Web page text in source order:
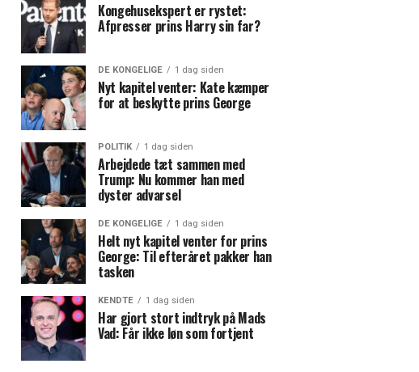
Kongehusekspert er rystet:
Afpresser prins Harry sin far?
DE KONGELIGE 1 dag siden
Nyt kapitel venter: Kate kæmper
for at beskytte prins George
POLITIK 1 dag siden
Arbejdede tæt sammen med
Trump: Nu kommer han med
dyster advarsel
DE KONGELIGE 1 dag siden
Helt nyt kapitel venter for prins
George: Til efteråret pakker han
tasken
KENDTE 1 dag siden
Har gjort stort indtryk på Mads
Vad: Får ikke løn som fortjent